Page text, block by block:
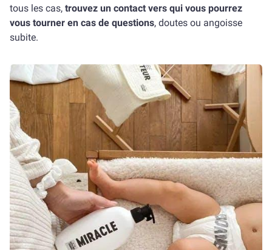
tous les cas, trouvez un contact vers qui vous pourrez
vous tourner en cas de questions, doutes ou angoisse
subite.